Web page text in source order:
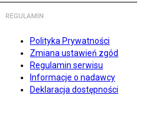
REGULAMIN
Polityka Prywatności
Zmiana ustawień zgód
Regulamin serwisu
Informacje o nadawcy
Deklaracja dostępności